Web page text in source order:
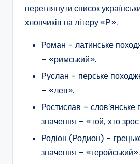
переглянути список
хлопчиків на літеру «Р».
Роман – латинське
– «римський».
Руслан – перське
– «лев».
Ростислав –
значення – «той, хто
Родіон (Родион) –
значення – «геройський».